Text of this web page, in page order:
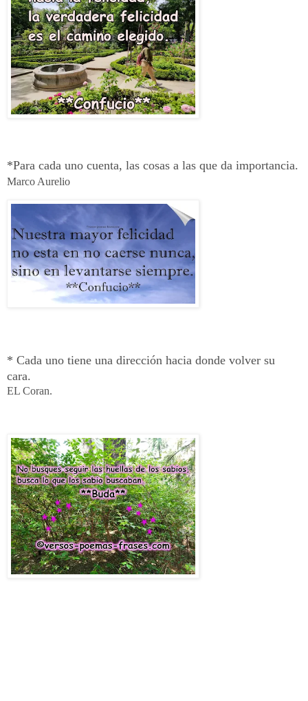
*Para cada uno cuenta, las cosas a las que da importancia.
Marco Aurelio
* Cada uno tiene una dirección hacia donde volver su
cara.
EL Coran.